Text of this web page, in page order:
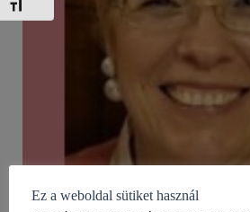
Betűméret váltása
Dr. Bertáné Süli Szilvia
Ez a weboldal sütiket használ